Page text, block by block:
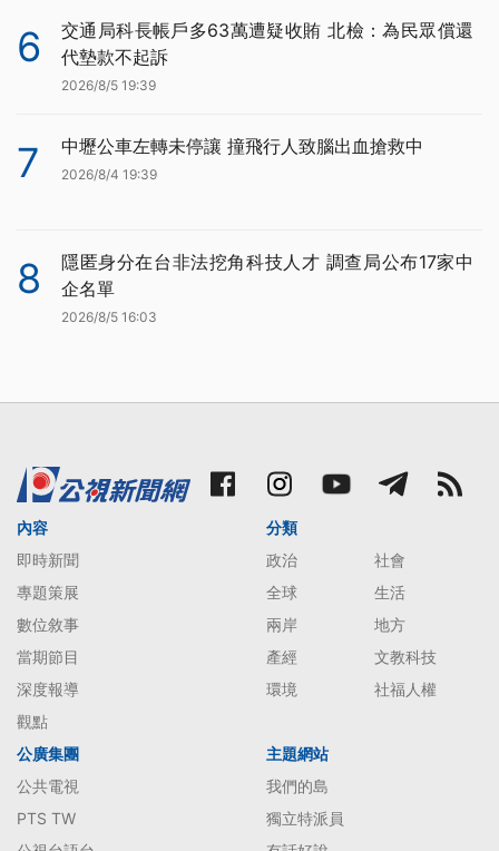
6
交通局科長帳戶多63萬遭疑收賄 北檢：為民眾償還
代墊款不起訴
2026/8/5 19:39
7 中壢公車左轉未停讓 撞飛行人致腦出血搶救中
2026/8/4 19:39
8
隱匿身分在台非法挖角科技人才 調查局公布17家中
企名單
2026/8/5 16:03
內容
即時新聞
專題策展
數位敘事
當期節目
深度報導
觀點
分類
政治
社會
全球
生活
兩岸
地方
產經
文教科技
環境
社福人權
公廣集團
公共電視
PTS TW
主題網站
我們的島
獨立特派員